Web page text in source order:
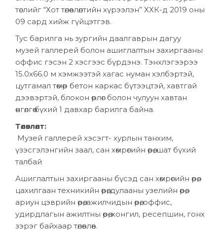
төслийг “Хот төлөвлөлтийн хүрээлэн” ХХК-д 2019 оны
09 сард хийж гүйцэтгэв.
Тус барилга нь зургийн даалгаврын дагуу
музей галлерей болон ашиглалтын захиргааны
оффис гэсэн 2 хэсгээс бүрдэнэ. Тэнхлэгээрээ
15.0х66.0 м хэмжээтэй хагас нуман хэлбэртэй,
цутгамал төмөр бетон каркас бүтээцтэй, хавтгай
дээвэртэй, блокон өрлөг болон чулуун хавтан
өнгөлгөө бүхий 1 давхар барилга байна.
Төлөвлөлт:
Музей галлерей хэсэгт- хурлын танхим,
үзэсгэлэнгийн заал, сан хөмрөгийн өрөө, шат бүхий
талбай
Ашиглалтын захиргааны бүсэд сан хөмрөгийн өрөө,
цахилгаан техникийн өрөө, дулааны узелийн өрөө,
ариун цэврийн өрөө, ажилчидын өрөө, оффис,
удирдлагын ажилтны өрөө, хонгил, ресепшин, гонх
зэрэг байхаар төлөвлөв.